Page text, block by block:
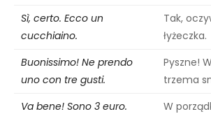
Sì, certo. Ecco un
cucchiaino.
Tak,
łyżeczka.
Buonissimo! Ne prendo
uno con tre gusti.
Pyszne!
trzema
Va bene! Sono 3 euro.
W